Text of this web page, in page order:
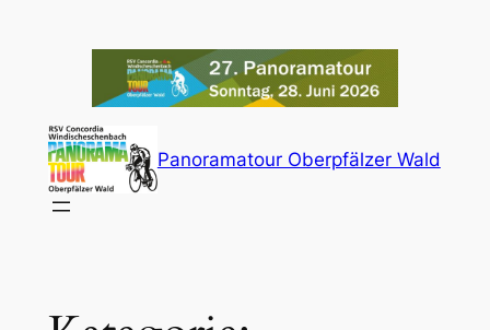
Panoramatour Oberpfälzer Wald